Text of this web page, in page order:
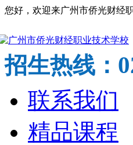
您好，欢迎来广州市侨光财经
招生热线：
联系我们
精品课程